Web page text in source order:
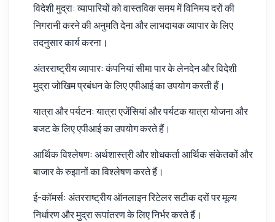
विदेशी मुद्रा: व्यापारियों को वास्तविक समय में विनिमय दरों की
निगरानी करने की अनुमति देना और लाभदायक व्यापार के लिए
तदनुसार कार्य करना।
अंतरराष्ट्रीय व्यापार: कंपनियां सीमा पार के लेनदेन और विदेशी
मुद्रा जोखिम प्रबंधन के लिए एपीआई का उपयोग करती हैं।
यात्रा और पर्यटन: यात्रा एजेंसियां और पर्यटक यात्रा योजना और
बजट के लिए एपीआई का उपयोग करते हैं।
आर्थिक विश्लेषण: अर्थशास्त्री और शोधकर्ता आर्थिक संकेतकों और
बाजार के रुझानों का विश्लेषण करते हैं।
ई-कॉमर्स: अंतरराष्ट्रीय ऑनलाइन रिटेलर सटीक दरों पर मूल्य
निर्धारण और मुद्रा रूपांतरण के लिए निर्भर करते हैं।